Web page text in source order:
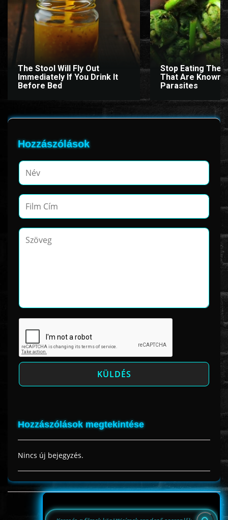
www.onlinefilmvilag2.eu,Copyright © 2017-2026 Az oldal nem tárol
semmilyen jogsértő tartalmat. Minden adat külső forrásból származik |
Frissítve: 2026.07.27
The Stool Will Fly Out
Immediately If You Drink It
Before Bed
Stop Eating
That Are Known
Parasites
Hozzászólások
Hozzászólások megtekintése
Nincs új bejegyzés.